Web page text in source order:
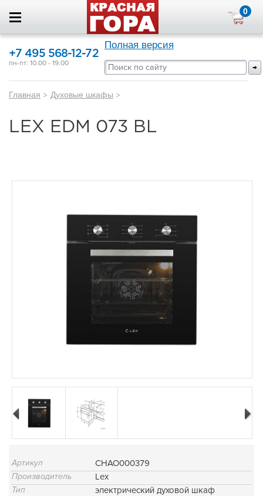
0
+7 495 568-12-72
пн-пт: 10.00 - 19.00
Полная версия
Главная > Духовые шкафы >
LEX EDM 073 BL
Артикул CHAO000379
Производитель Lex
Тип электрический духовой шкаф